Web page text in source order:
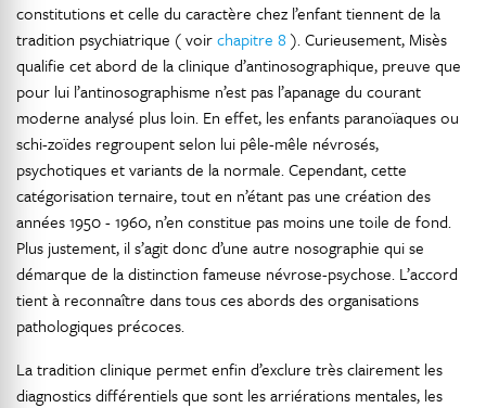
constitutions et celle du caractère chez l’enfant tiennent de la
tradition psychiatrique ( voirchapitre 8 ). Curieusement, Misès
qualifie cet abord de la clinique d’antinosographique, preuve que
pour lui l’antinosographisme n’est pas l’apanage du courant
moderne analysé plus loin. En effet, les enfants paranoïaques ou
schi-zoïdes regroupent selon lui pêle-mêle névrosés,
psychotiques et variants de la normale. Cependant, cette
catégorisation ternaire, tout en n’étant pas une création des
années 1950 - 1960, n’en constitue pas moins une toile de fond.
Plus justement, il s’agit donc d’une autre nosographie qui se
démarque de la distinction fameuse névrose-psychose. L’accord
tient à reconnaître dans tous ces abords des organisations
pathologiques précoces.
La tradition clinique permet enfin d’exclure très clairement les
diagnostics différentiels que sont les arriérations mentales, les